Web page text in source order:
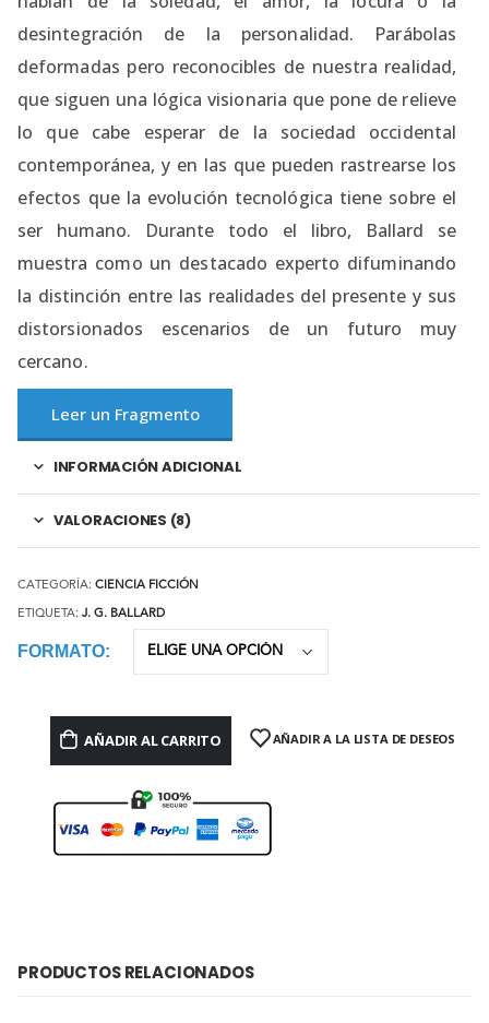
desintegración de la personalidad. Parábolas
deformadas pero reconocibles de nuestra realidad,
que siguen una lógica visionaria que pone de relieve
lo que cabe esperar de la sociedad occidental
contemporánea, y en las que pueden rastrearse los
efectos que la evolución tecnológica tiene sobre el
ser humano. Durante todo el libro, Ballard se
muestra como un destacado experto difuminando
la distinción entre las realidades del presente y sus
distorsionados escenarios de un futuro muy
cercano.
Leer un Fragmento
INFORMACIÓN ADICIONAL
VALORACIONES (8)
CATEGORÍA: CIENCIA FICCIÓN
ETIQUETA: J. G. BALLARD
FORMATO
AÑADIR AL CARRITO AÑADIR A LA LISTA DE DESEOS
PRODUCTOS RELACIONADOS